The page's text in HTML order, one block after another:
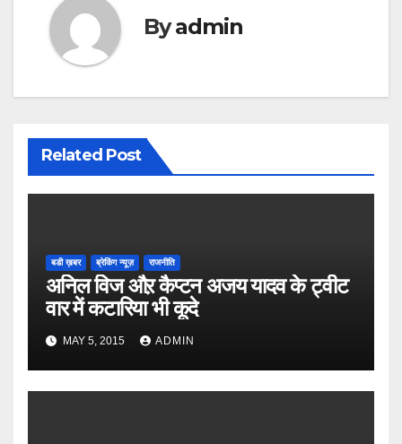
Byadmin
Related Post
बडी ख़बर ब्रेकिंग न्यूज़ राजनीति
अनिल विज औऱ कैप्टन अजय यादव के ट्वीट
वार में कटारिया भी कूदे
MAY 5, 2015 ADMIN